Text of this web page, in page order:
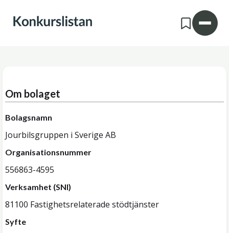
Om bolaget
Bolagsnamn
Jourbilsgruppen i Sverige AB
Organisationsnummer
556863-4595
Verksamhet (SNI)
81100 Fastighetsrelaterade stödtjänster
Syfte